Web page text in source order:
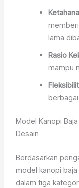
lama
Rasio
mampu
Model Kanopi
Desain
Berdasarkan
model kanopi
dalam tiga